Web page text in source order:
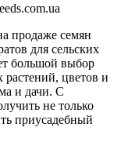
продаже семян
для сельских
большой выбор
цветов и
и дачи. С
не только
приусадебный